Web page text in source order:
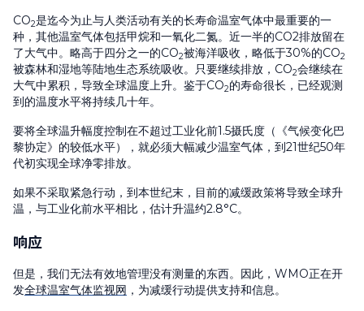
CO2是迄今为止与人类活动有关的长寿命温室气体中最重要的一
种，其他温室气体包括甲烷和一氧化二氮。近一半的CO2排放留在
了大气中。略高于四分之一的CO2被海洋吸收，略低于30%的CO2
被森林和湿地等陆地生态系统吸收。只要继续排放，CO2会继续在
大气中累积，导致全球温度上升。鉴于CO2的寿命很长，已经观测
到的温度水平将持续几十年。
要将全球温升幅度控制在不超过工业化前1.5摄氏度（《气候变化巴
黎协定》的较低水平），就必须大幅减少温室气体，到21世纪50年
代初实现全球净零排放。
如果不采取紧急行动，到本世纪末，目前的减缓政策将导致全球升
温，与工业化前水平相比，估计升温约2.8°C。
响应
但是，我们无法有效地管理没有测量的东西。因此，WMO正在开
发全球温室气体监视网 ，为减缓行动提供支持和信息。